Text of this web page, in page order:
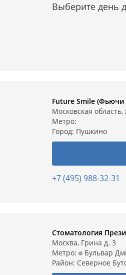
Выберите день
Future Smile
Московская
Метро:
Город: Пушкино
+7 (495) 988-32-31
Стоматология
Москва, Грина д. 3
Метро:
Бульвар
Район: Северное